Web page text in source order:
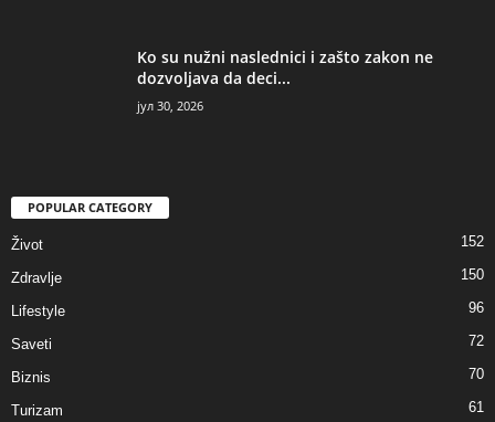
Ko su nužni naslednici i zašto zakon ne
dozvoljava da deci...
јул 30, 2026
POPULAR CATEGORY
Život 152
Zdravlje 150
Lifestyle 96
Saveti 72
Biznis 70
Turizam 61